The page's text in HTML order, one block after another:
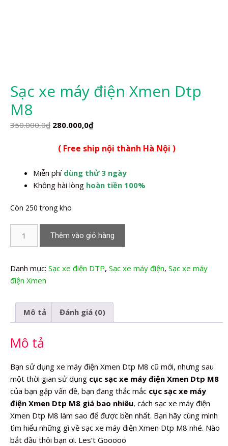
Sạc xe máy điện Xmen Dtp
M8
350.000,0₫ Giá
là:
280.000,0₫Giá
tại
280.000,0₫.
( Free ship nội thành Hà Nội )
Miễn phí dùng thử 3 ngày
Không hài lòng hoàn tiền 100%
Còn 250 trong kho
điện
Xmen
M8
Thêm vào giỏ hàng
Danh mục: Sạc xe điện DTP, Sạc xe máy điện, Sạc xe máy
điện Xmen
Mô tả Đánh giá (0)
Mô tả
Bạn sử dụng xe máy điện Xmen Dtp M8 cũ mới, nhưng sau
một thời gian sử dụng cục sạc xe máy điện Xmen Dtp M8
của bạn gặp vấn đề, bạn đang thắc mắc cục sạc xe máy
điện Xmen Dtp M8 giá bao nhiêu, cách sạc xe máy điện
Xmen Dtp M8 làm sao để được bền nhất. Bạn hãy cùng mình
tìm hiểu những gì về sạc xe máy điện Xmen Dtp M8 nhé. Nào
bắt đầu thôi bạn ơi. Les’t Gooooo